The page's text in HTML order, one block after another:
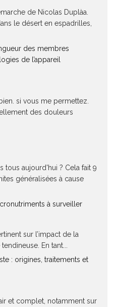
de Nicolas Duplàa.
le désert en espadrilles,
des membres
de l’appareil
si vous me permettez.
des douleurs
tous aujourd'hui ? Cela fait 9
généralisées à cause
à surveiller
sur l’impact de la
En tant...
: origines, traitements et
et complet, notamment sur